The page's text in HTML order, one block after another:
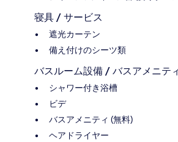
寝具 / サービス
遮光カーテン
備え付けのシーツ類
バスルーム設備 / バスアメニテ
シャワー付き浴槽
ビデ
バスアメニティ (無料)
ヘアドライヤー